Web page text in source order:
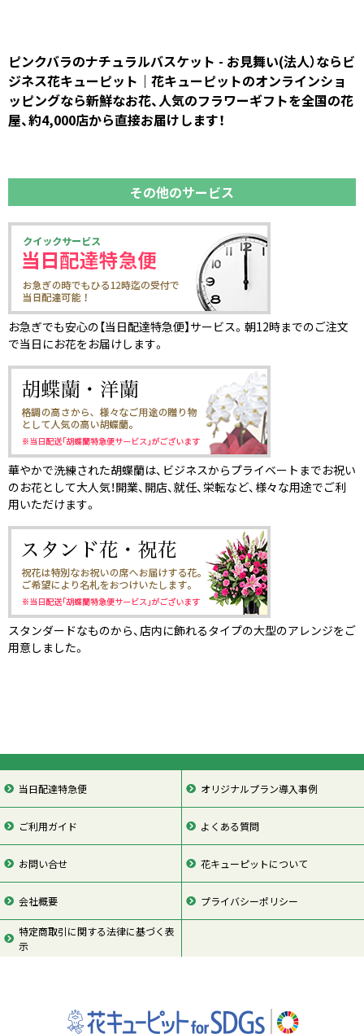
ピンクバラのナチュラルバスケット - お見舞い(法人）ならビ
ジネス花キューピット｜花キューピットのオンラインショ
ッピングなら新鮮なお花、人気のフラワーギフトを全国の花
屋、約4,000店から直接お届けします！
その他のサービス
お急ぎでも安心の【当日配達特急便】サービス。朝12時までのご注文
で当日にお花をお届けします。
華やかで洗練された胡蝶蘭は、ビジネスからプライベートまでお祝い
のお花として大人気！開業、開店、就任、栄転など、様々な用途でご利
用いただけます。
スタンダードなものから、店内に飾れるタイプの大型のアレンジをご
用意しました。
当日配達特急便 オリジナルプラン導入事例
ご利用ガイド よくある質問
お問い合せ 花キューピットについて
会社概要 プライバシーポリシー
特定商取引に関する法律に基づく表
示